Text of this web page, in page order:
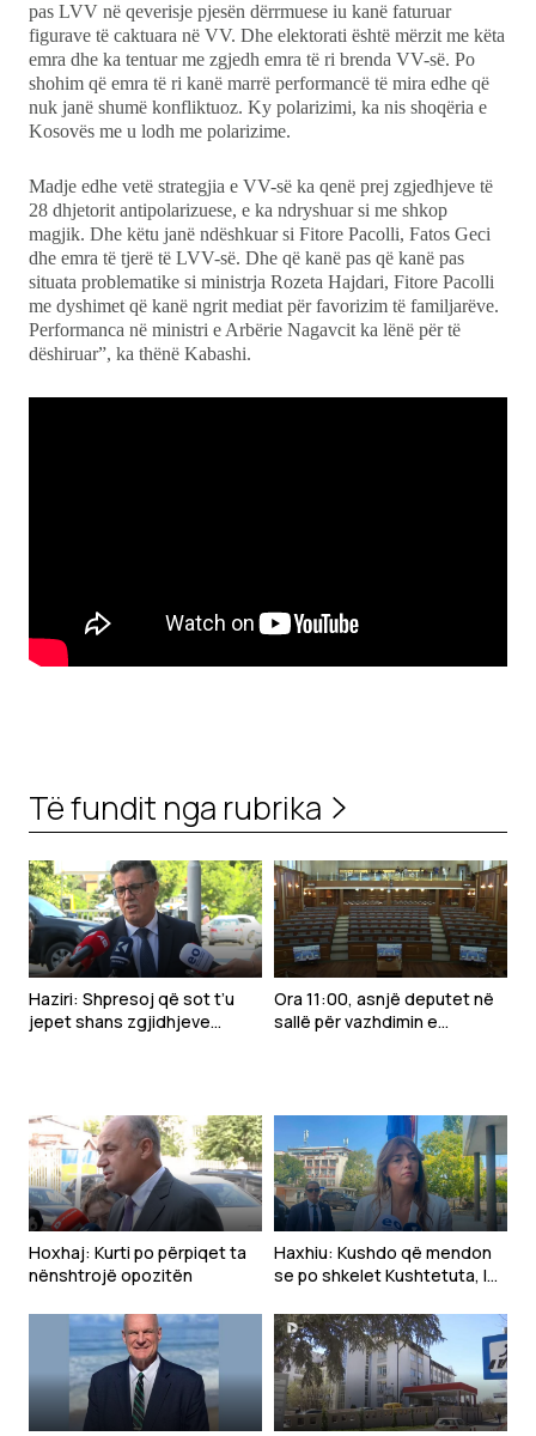
pas LVV në qeverisje pjesën dërrmuese iu kanë faturuar
figurave të caktuara në VV. Dhe elektorati është mërzit me këta
emra dhe ka tentuar me zgjedh emra të ri brenda VV-së. Po
shohim që emra të ri kanë marrë performancë të mira edhe që
nuk janë shumë konfliktuoz. Ky polarizimi, ka nis shoqëria e
Kosovës me u lodh me polarizime.
Madje edhe vetë strategjia e VV-së ka qenë prej zgjedhjeve të
28 dhjetorit antipolarizuese, e ka ndryshuar si me shkop
magjik. Dhe këtu janë ndëshkuar si Fitore Pacolli, Fatos Geci
dhe emra të tjerë të LVV-së. Dhe që kanë pas që kanë pas
situata problematike si ministrja Rozeta Hajdari, Fitore Pacolli
me dyshimet që kanë ngrit mediat për favorizim të familjarëve.
Performanca në ministri e Arbërie Nagavcit ka lënë për të
dëshiruar”, ka thënë Kabashi.
Të fundit nga rubrika
Haziri: Shpresoj që sot t’u
jepet shans zgjidhjeve
Ora 11:00, asnjë deputet në
sallë për vazhdimin e
Hoxhaj: Kurti po përpiqet ta
nënshtrojë opozitën
Haxhiu: Kushdo që mendon
se po shkelet Kushtetuta, le
Kushtetuese